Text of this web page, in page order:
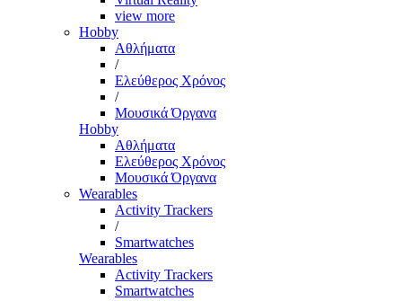
view more
Hobby
Αθλήματα
/
Ελεύθερος Χρόνος
/
Μουσικά Όργανα
Hobby
Αθλήματα
Ελεύθερος Χρόνος
Μουσικά Όργανα
Wearables
Activity Trackers
/
Smartwatches
Wearables
Activity Trackers
Smartwatches